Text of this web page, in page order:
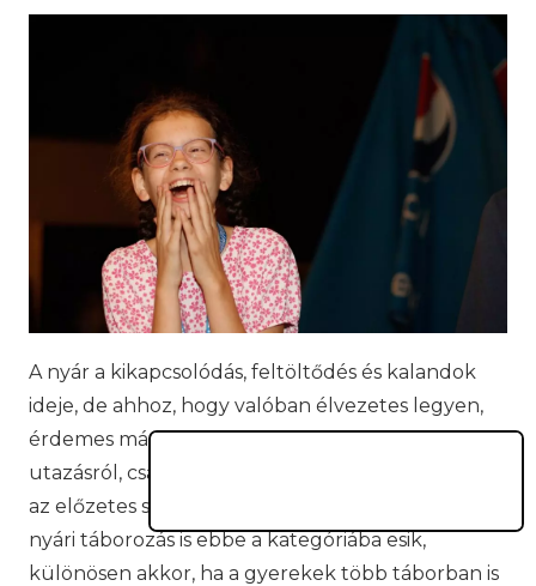
A nyár a kikapcsolódás, feltöltődés és kalandok
ideje, de ahhoz, hogy valóban élvezetes legyen,
érdemes már időben megtervezni. Legyen szó
utazásról, családi programokról vagy pihenésről,
az előzetes szervezés számos előnnyel járhat. A
nyári táborozás is ebbe a kategóriába esik,
különösen akkor, ha a gyerekek több táborban is